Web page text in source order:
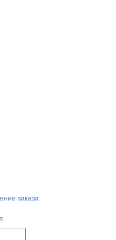
заказа